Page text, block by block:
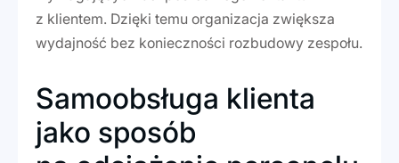
z klientem. Dzięki temu organizacja zwiększa
wydajność bez konieczności rozbudowy zespołu.
Samoobsługa klienta
jako sposób